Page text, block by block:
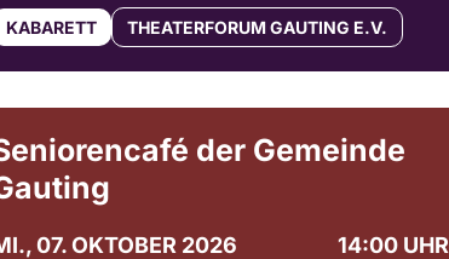
KABARETT THEATERFORUM GAUTING E.V.
der Gemeinde
07. OKTOBER 2026 14:00 UHR